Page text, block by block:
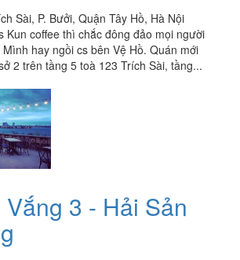
Sài, P. Bưởi, Quận Tây Hồ, Hà Nội
Kun coffee thì chắc đông đảo mọi người
hay ngồi cs bên Vệ Hồ. Quán mới
2 trên tầng 5 toà 123 Trích Sài, tầng...
Vắng 3 - Hải Sản